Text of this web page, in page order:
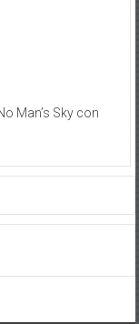
Man’s Sky con